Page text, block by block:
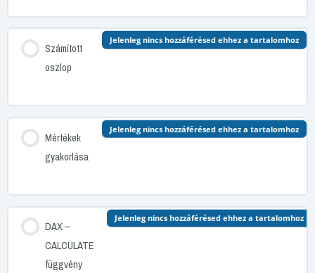
Számított
oszlop
Jelenleg nincs hozzáférésed ehhez a tartalomhoz
Mértékek
gyakorlása
Jelenleg nincs hozzáférésed ehhez a tartalomhoz
DAX –
CALCULATE
függvény
Jelenleg nincs hozzáférésed ehhez a tartalomhoz